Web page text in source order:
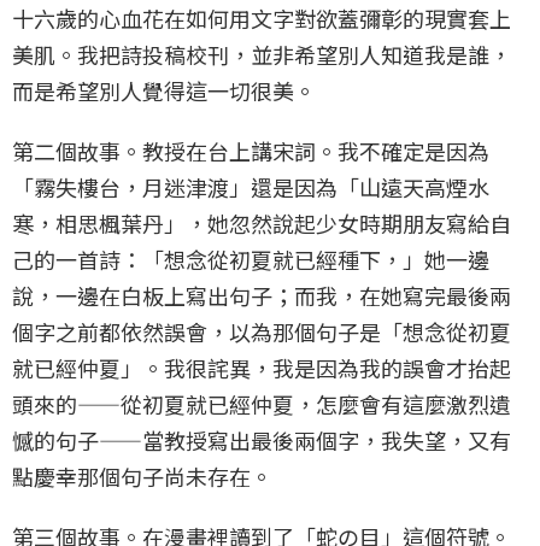
十六歲的心血花在如何用文字對欲蓋彌彰的現實套上
美肌。我把詩投稿校刊，並非希望別人知道我是誰，
而是希望別人覺得這一切很美。
第二個故事。教授在台上講宋詞。我不確定是因為
「霧失樓台，月迷津渡」還是因為「山遠天高煙水
寒，相思楓葉丹」，她忽然說起少女時期朋友寫給自
己的一首詩：「想念從初夏就已經種下，」她一邊
說，一邊在白板上寫出句子；而我，在她寫完最後兩
個字之前都依然誤會，以為那個句子是「想念從初夏
就已經仲夏」。我很詫異，我是因為我的誤會才抬起
頭來的——從初夏就已經仲夏，怎麼會有這麼激烈遺
憾的句子——當教授寫出最後兩個字，我失望，又有
點慶幸那個句子尚未存在。
第三個故事。在漫畫裡讀到了「蛇の目」這個符號。